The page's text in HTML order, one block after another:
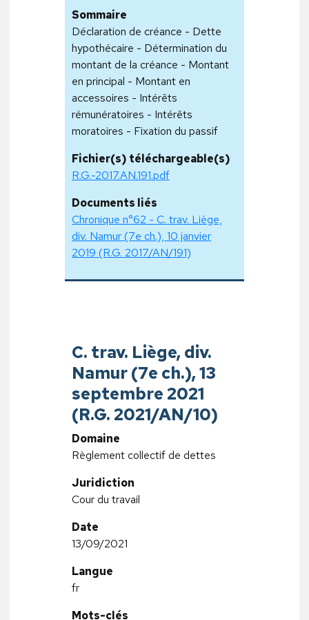
Sommaire
Déclaration de créance - Dette
hypothécaire - Détermination du
montant de la créance - Montant
en principal - Montant en
accessoires - Intérêts
rémunératoires - Intérêts
moratoires - Fixation du passif
Fichier(s) téléchargeable(s)
R.G.-2017.AN.191.pdf
Documents liés
Chronique n°62 - C. trav. Liège,
div. Namur (7e ch.), 10 janvier
2019 (R.G. 2017/AN/191)
C. trav. Liège, div.
Namur (7e ch.), 13
septembre 2021
(R.G. 2021/AN/10)
Domaine
Règlement collectif de dettes
Juridiction
Cour du travail
Date
13/09/2021
Langue
fr
Mots-clés